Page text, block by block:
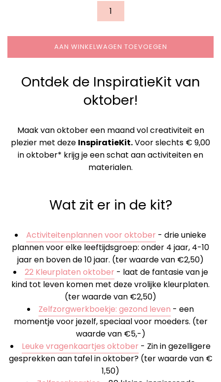
AAN WINKELWAGEN TOEVOEGEN
Ontdek de InspiratieKit van
oktober!
Maak van oktober een maand vol creativiteit en
plezier met deze InspiratieKit.Voor slechts € 9,00
in oktober* krijg je een schat aan activiteiten en
materialen.
Wat zit er in de kit?
Activiteitenplannen voor oktober - drie unieke
plannen voor elke leeftijdsgroep: onder 4 jaar, 4-10
jaar en boven de 10 jaar. (ter waarde van €2,50)
22 Kleurplaten oktober - laat de fantasie van je
kind tot leven komen met deze vrolijke kleurplaten.
(ter waarde van €2,50)
Zelfzorgwerkboekje: gezond leven - een
momentje voor jezelf, speciaal voor moeders. (ter
waarde van €5,-)
Leuke vragenkaartjes oktober - Zin in gezelligere
gesprekken aan tafel in oktober? (ter waarde van €
1,50)